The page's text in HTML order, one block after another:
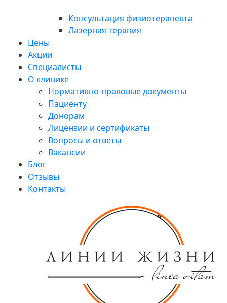
Консультация физиотерапевта
Лазерная терапия
Цены
Акции
Специалисты
О клинике
Нормативно-правовые документы
Пациенту
Донорам
Лицензии и сертификаты
Вопросы и ответы
Вакансии
Блог
Отзывы
Контакты